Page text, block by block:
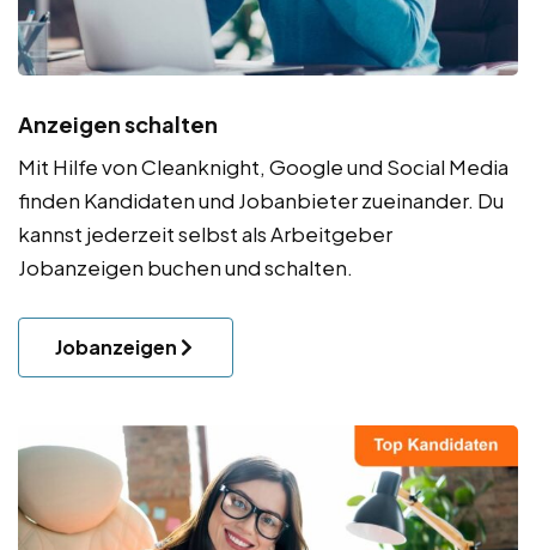
Anzeigen schalten
Mit Hilfe von Cleanknight, Google und Social Media
finden Kandidaten und Jobanbieter zueinander. Du
kannst jederzeit selbst als Arbeitgeber
Jobanzeigen buchen und schalten.
Jobanzeigen